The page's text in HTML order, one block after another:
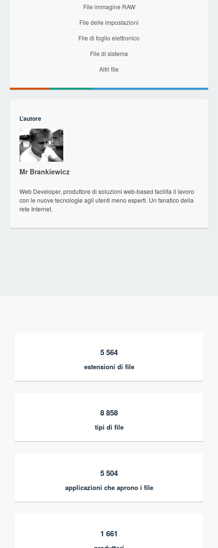
File immagine RAW
File delle impostazioni
File di foglio elettronico
File di sistema
Altri file
L’autore
Mr Brankiewicz
Web Developer, produttore di soluzioni web-based facilita il lavoro
con le nuove tecnologie agli utenti meno esperti. Un fanatico della
rete Internet.
5 564
estensioni di file
8 858
tipi di file
5 504
applicazioni che aprono i file
1 661